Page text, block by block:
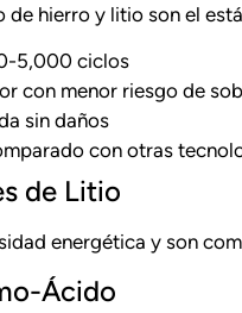
de hierro y litio son el
5,000 ciclos
con menor riesgo de
sin daños
con otras
de Litio
energética y son
Ácido